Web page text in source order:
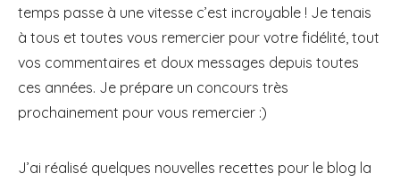
temps passe à une vitesse c’est incroyable ! Je tenais
à tous et toutes vous remercier pour votre fidélité, tout
vos commentaires et doux messages depuis toutes
ces années. Je prépare un concours très
prochainement pour vous remercier :)
J’ai réalisé quelques nouvelles recettes pour le blog la